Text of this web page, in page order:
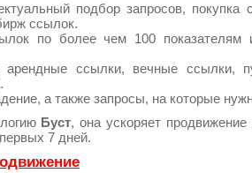
подбор запросов,
ссылок.
по более чем 100 показателям
ссылки, вечные ссылки,
а также запросы, на которые
Буст, она ускоряет
7 дней.